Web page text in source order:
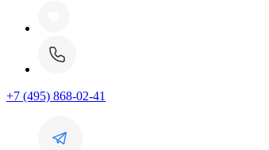
+7 (495) 868-02-41